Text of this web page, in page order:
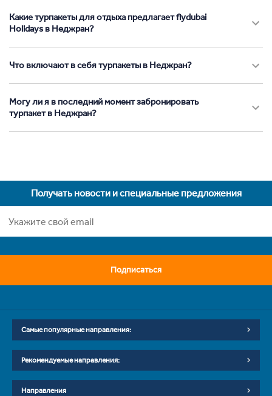
Какие турпакеты для отдыха предлагает flydubai
Holidays в Неджран?
Что включают в себя турпакеты в Неджран?
Могу ли я в последний момент забронировать
турпакет в Неджран?
Получать новости и специальные предложения
Подписаться
Самые популярные направления:
Рекомендуемые направления:
Направления